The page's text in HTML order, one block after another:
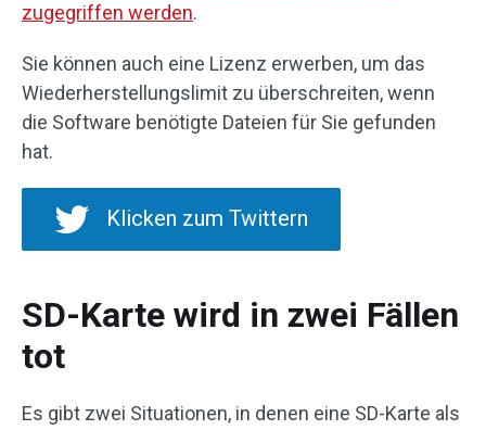
zugegriffen werden.
Sie können auch eine Lizenz erwerben, um das
Wiederherstellungslimit zu überschreiten, wenn
die Software benötigte Dateien für Sie gefunden
hat.
Klicken zum Twittern
SD-Karte wird in zwei Fällen
tot
Es gibt zwei Situationen, in denen eine SD-Karte als